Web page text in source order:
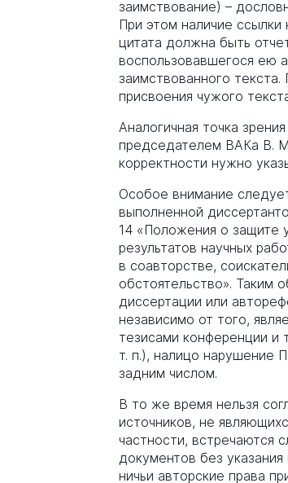
заимствование) –
При этом наличие
цитата должна быть
воспользовавшегося ею
заимствованного
присвоения чужого
Аналогичная точка
председателем ВАКа В.
корректности нужно
Особое внимание
выполненной
14 «Положения о защите
результатов научных
в соавторстве,
обстоятельство». Таким
диссертации или
независимо от того,
тезисами конференции и
т. п.), налицо нарушение
задним числом.
В то же время нельзя
источников, не
частности, встречаются
документов без
ничьи авторские права